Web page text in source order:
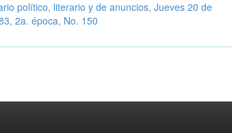
político, literario y de anuncios, Jueves 20 de
2a. época, No. 150